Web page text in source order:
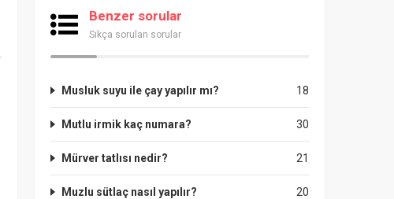
Benzer sorular
Sıkça sorulan sorular
18
Musluk suyu ile çay yapılır mı?
30
Mutlu irmik kaç numara?
21
Mürver tatlısı nedir?
20
Muzlu sütlaç nasıl yapılır?